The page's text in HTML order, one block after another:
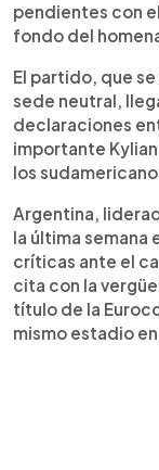
pendientes con
fondo del
El partido, que
sede neutral,
declaraciones
importante
los
Argentina,
la última semana
críticas ante el
cita con la
título de la
mismo estadio